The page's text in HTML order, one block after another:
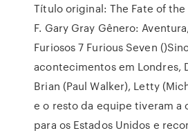
Título original: The Fate of the
F. Gary Gray Gênero:
Furiosos 7 Furious Seven
acontecimentos em Londres,
Brian (Paul Walker), Letty
e o resto da equipe tiveram a
para os Estados Unidos e